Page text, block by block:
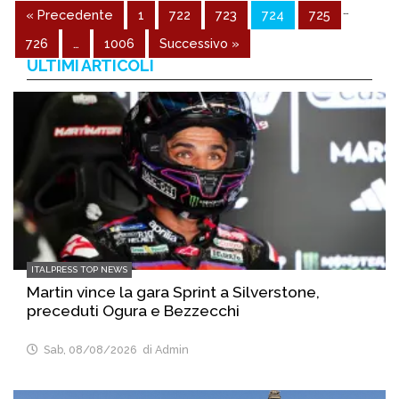
« Precedente 1 …
722 723 724
725
726
… 1006 Successivo »
ULTIMI ARTICOLI
ITALPRESS TOP NEWS
Martin vince la gara Sprint a Silverstone,
preceduti Ogura e Bezzecchi
Sab, 08/08/2026 di Admin